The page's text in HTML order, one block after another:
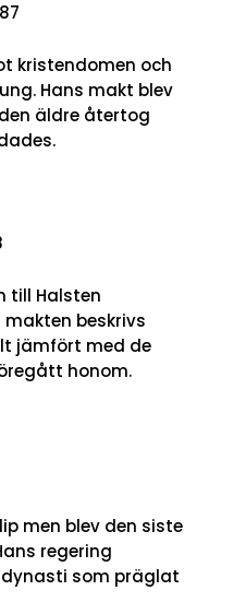
kristendomen och
Hans makt blev
äldre återtog
till Halsten
makten beskrivs
jämfört med de
honom.
men blev den siste
regering
som präglat